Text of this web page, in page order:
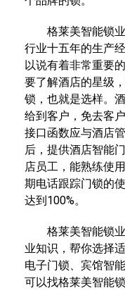
格莱美智能锁业
行业十五年的生产
以说有着非常重要
要了解酒店的星级
锁，也就是选样。
给到客户，免去客
接口函数应与酒店
后，提供酒店智能
店员工，能熟练使
期电话跟踪门锁的
达到100%。
格莱美智能锁业
业知识，帮你选择
电子门锁、宾馆智
可以找格莱美智能